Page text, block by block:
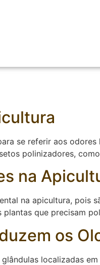
se referir aos
polinizadores,
na
na apicultura, pois
que precisam
os
localizadas